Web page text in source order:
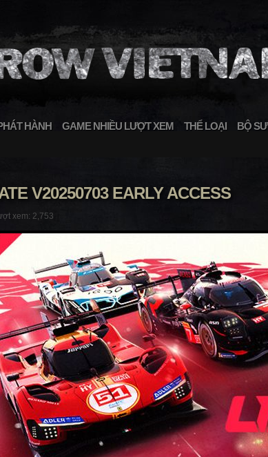
HÀNH GAME NHIỀU LƯỢT XEM THỂ LOẠI BỘ
V20250703 EARLY ACCESS
xem: 2,753